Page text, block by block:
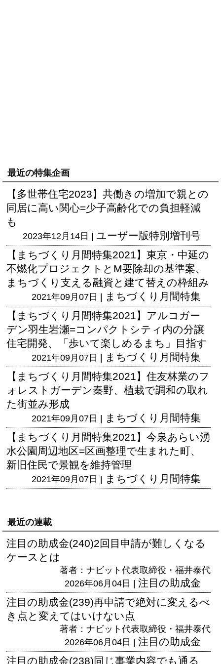
最近の特集企画
【多世帯住宅2023】共働きの増加で親との
同居に高い関心=少子高齢化での負担軽減
も
2023年12月14日 | ユーザー版特別増刊号
【まちづくり月間特集2021】東京・中延の
不燃化プロジェクトとM要除却の基準案、
まちづくり支える融資と建て替えの枠組み
2021年09月07日 |
まちづくり月間特集
【まちづくり月間特集2021】アルコガー
デン羽生岩瀬=コンパクトシティ内の分譲
住宅開発、「歩いて楽しめるまち」目指す
2021年09月07日 |
まちづくり月間特集
【まちづくり月間特集2021】住友林業のフ
ォレストガーデン秦野、植栽で調和の取れ
た街並み形成
2021年09月07日 |
まちづくり月間特集
【まちづくり月間特集2021】今泉あらい湧
水公園周辺地区=区画整理で生まれた町、
新旧住民で景観を維持管理
2021年09月07日 | まちづくり月間特集
最近の連載
注目の助成金(240)2回目申請が難しくなる
ケースとは
著者：ナビット代表取締役・福井泰代
2026年06月04日 | 注目の助成金
注目の助成金(239)再申請で絶対に変えるべ
き点と変えてはいけない点
著者：ナビット代表取締役・福井泰代
2026年06月04日 | 注目の助成金
注目の助成金(238)同じ事業内容でも通る